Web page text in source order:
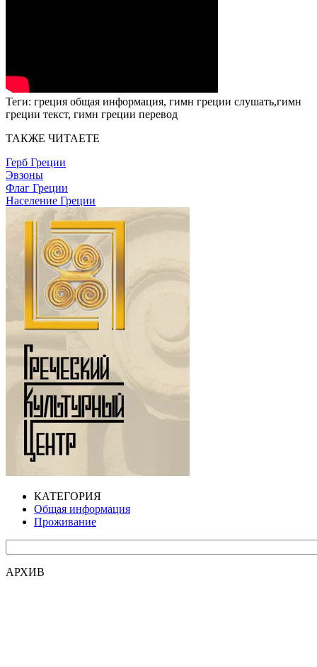
Теги: греция общая информация, гимн греции слушать,гимн
греции текст, гимн греции перевод
ТАКЖЕ ЧИТАЕТЕ
Герб Греции
Эвзоны
Флаг Греции
Население Греции
КАТЕГОРИЯ
Общая информация
Проживание
АРХИВ